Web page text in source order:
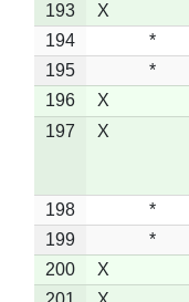
193
X
194
*
195
*
196
X
197
X
198 *
199
*
200
X